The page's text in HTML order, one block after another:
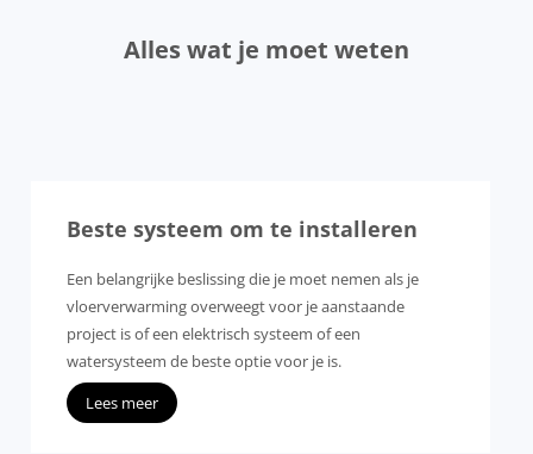
Alles wat je moet weten
Beste systeem om te installeren
Een belangrijke beslissing die je moet nemen als je
vloerverwarming overweegt voor je aanstaande
project is of een elektrisch systeem of een
watersysteem de beste optie voor je is.
Lees meer